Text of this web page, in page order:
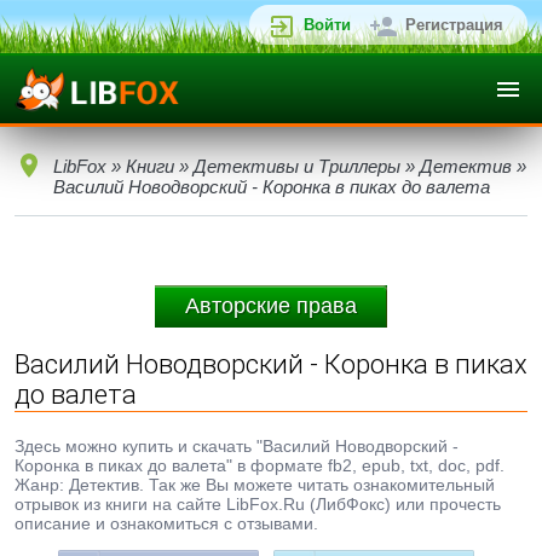
Войти Регистрация
LibFox » Книги » Детективы и Триллеры » Детектив »
Василий Новодворский - Коронка в пиках до валета
Авторские права
Василий Новодворский - Коронка в пиках
до валета
Здесь можно купить и скачать "Василий Новодворский -
Коронка в пиках до валета" в формате fb2, epub, txt, doc, pdf.
Жанр: Детектив. Так же Вы можете читать ознакомительный
отрывок из книги на сайте LibFox.Ru (ЛибФокс) или прочесть
описание и ознакомиться с отзывами.